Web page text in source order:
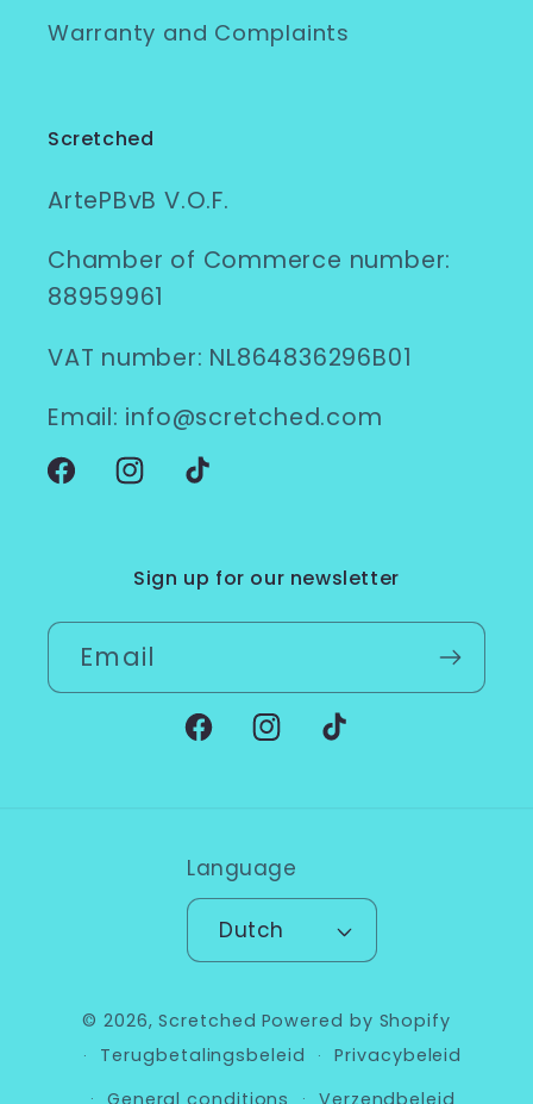
Warranty and Complaints
Scretched
ArtePBvB V.O.F.
Chamber of Commerce number:
88959961
VAT number: NL864836296B01
Email: info@scretched.com
FacebookInstagram
TikTok
Sign up for our newsletter
Email
FacebookInstagram
TikTok
Language
Dutch
© 2026,Scretched Powered by Shopify
Terugbetalingsbeleid
Privacybeleid
General conditions
Verzendbeleid